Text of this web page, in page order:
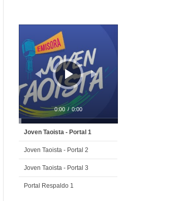
Reproductor
audio
0:00 / 0:00
Joven Taoista - Portal 1
Joven Taoista - Portal 2
Joven Taoista - Portal 3
Portal Respaldo 1